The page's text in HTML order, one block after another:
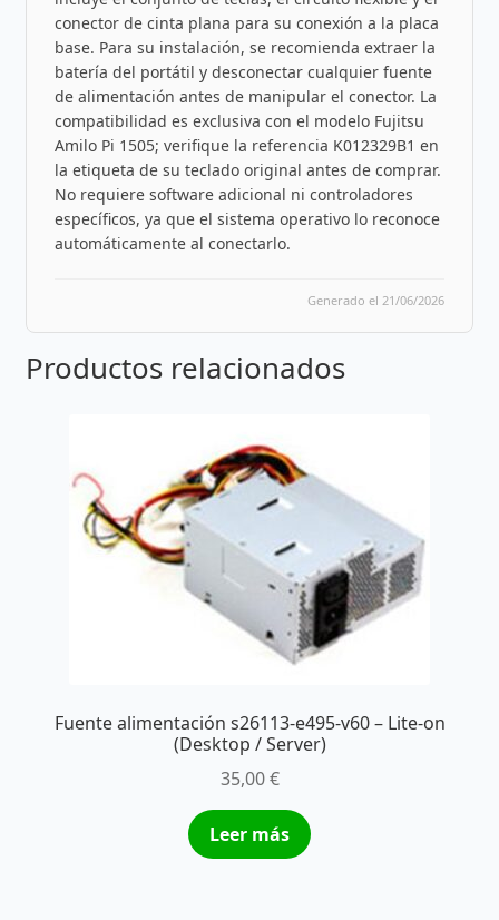
conector de cinta plana para su conexión a la placa
base. Para su instalación, se recomienda extraer la
batería del portátil y desconectar cualquier fuente
de alimentación antes de manipular el conector. La
compatibilidad es exclusiva con el modelo Fujitsu
Amilo Pi 1505; verifique la referencia K012329B1 en
la etiqueta de su teclado original antes de comprar.
No requiere software adicional ni controladores
específicos, ya que el sistema operativo lo reconoce
automáticamente al conectarlo.
Generado el 21/06/2026
Productos relacionados
Fuente alimentación s26113-e495-v60 – Lite-on
(Desktop / Server)
35,00€
Leer más